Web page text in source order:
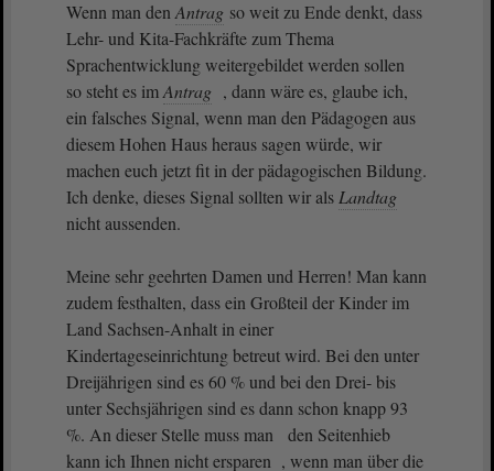
Wenn man den Antrag so weit zu Ende denkt, dass
Lehr- und Kita-Fachkräfte zum Thema
Sprachentwicklung weitergebildet werden sollen
so steht es imAntrag , dann wäre es, glaube ich,
ein falsches Signal, wenn man den Pädagogen aus
diesem Hohen Haus heraus sagen würde, wir
machen euch jetzt fit in der pädagogischen Bildung.
Ich denke, dieses Signal sollten wir als Landtag
nicht aussenden.
Meine sehr geehrten Damen und Herren! Man kann
zudem festhalten, dass ein Großteil der Kinder im
Land Sachsen-Anhalt in einer
Kindertageseinrichtung betreut wird. Bei den unter
Dreijährigen sind es 60 % und bei den Drei- bis
unter Sechsjährigen sind es dann schon knapp 93
%. An dieser Stelle muss man den Seitenhieb
kann ich Ihnen nicht ersparen , wenn man über die